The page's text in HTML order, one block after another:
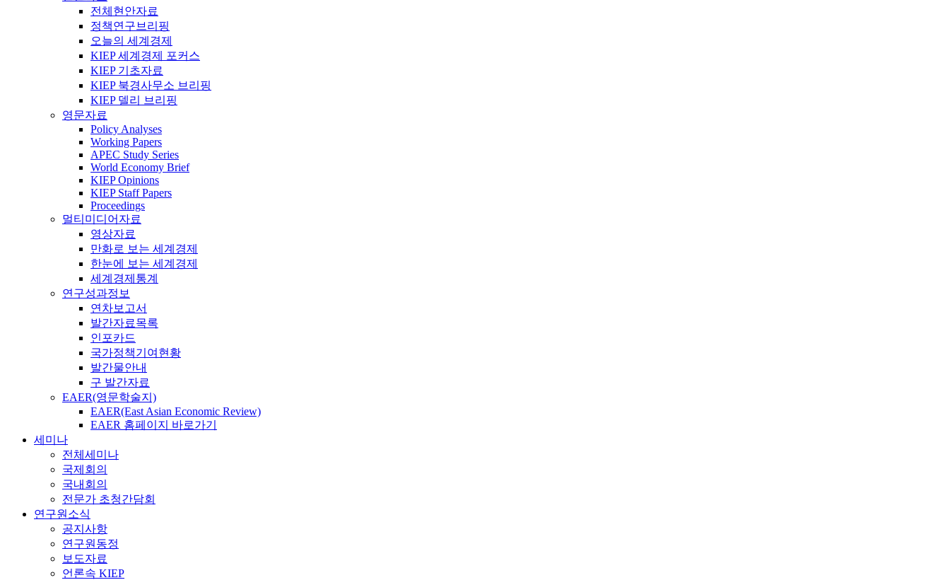
전체현안자료
정책연구브리핑
오늘의 세계경제
KIEP 세계경제 포커스
KIEP 기초자료
KIEP 북경사무소 브리핑
KIEP 델리 브리핑
영문자료
Policy Analyses
Working Papers
APEC Study Series
World Economy Brief
KIEP Opinions
KIEP Staff Papers
Proceedings
멀티미디어자료
영상자료
만화로 보는 세계경제
한눈에 보는 세계경제
세계경제통계
연구성과정보
연차보고서
발간자료목록
인포카드
국가정책기여현황
발간물안내
구 발간자료
EAER(영문학술지)
EAER(East Asian Economic Review)
EAER 홈페이지 바로가기
세미나
전체세미나
국제회의
국내회의
전문가 초청간담회
연구원소식
공지사항
연구원동정
보도자료
언론속 KIEP